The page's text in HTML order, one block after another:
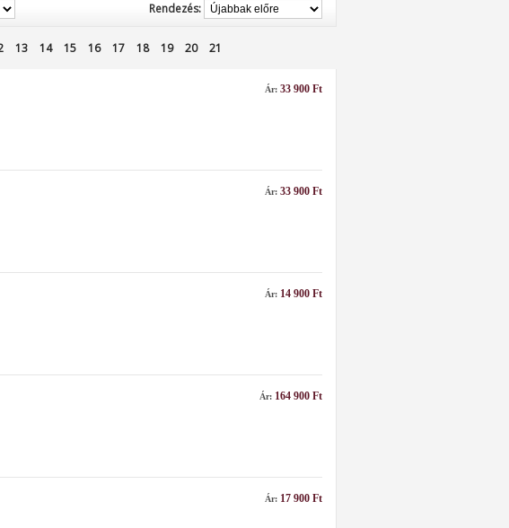
Rendezés:
13 14 15 16 17 18 19 20 21
Ár: 33 900 Ft
Ár: 33 900 Ft
Ár: 14 900 Ft
Ár: 164 900 Ft
Ár: 17 900 Ft